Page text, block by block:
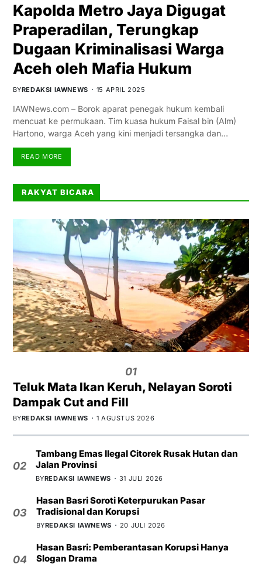
Kapolda Metro Jaya Digugat
Praperadilan, Terungkap
Dugaan Kriminalisasi Warga
Aceh oleh Mafia Hukum
BYREDAKSI IAWNEWS 15 APRIL 2025
IAWNews.com – Borok aparat penegak hukum kembali
mencuat ke permukaan. Tim kuasa hukum Faisal bin (Alm)
Hartono, warga Aceh yang kini menjadi tersangka dan…
READ MORE
RAKYAT BICARA
01
Teluk Mata Ikan Keruh, Nelayan Soroti
Dampak Cut and Fill
BYREDAKSI IAWNEWS 1 AGUSTUS 2026
02
Tambang Emas Ilegal Citorek Rusak Hutan dan
Jalan Provinsi
BYREDAKSI IAWNEWS 31 JULI 2026
03
Hasan Basri Soroti Keterpurukan Pasar
Tradisional dan Korupsi
BYREDAKSI IAWNEWS 20 JULI 2026
04
Hasan Basri: Pemberantasan Korupsi Hanya
Slogan Drama